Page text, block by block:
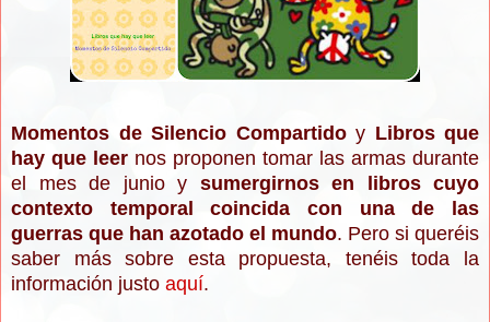
Momentos de Silencio Compartido y Libros que
hay que leer nos proponen tomar las armas durante
el mes de junio y sumergirnos en libros cuyo
contexto temporal coincida con una de las
guerras que han azotado el mundo. Pero si queréis
saber más sobre esta propuesta, tenéis toda la
información justo aquí.